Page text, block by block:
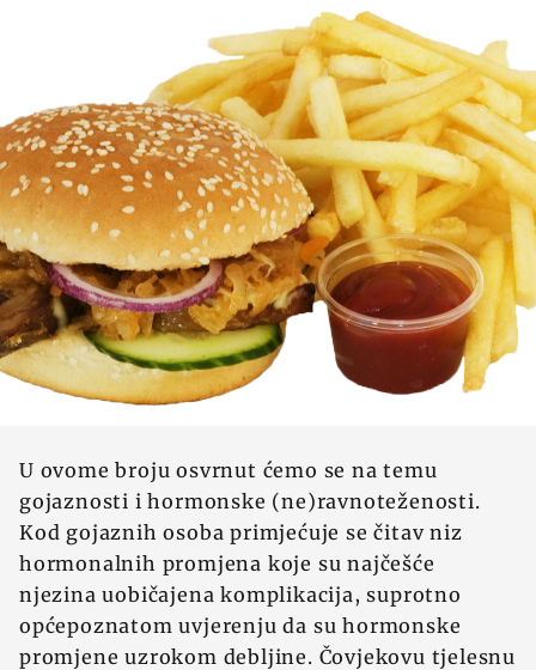
U ovome broju osvrnut ćemo se na temu
gojaznosti i hormonske (ne)ravnoteženosti.
Kod gojaznih osoba primjećuje se čitav niz
hormonalnih promjena koje su najčešće
njezina uobičajena komplikacija, suprotno
općepoznatom uvjerenju da su hormonske
promjene uzrokom debljine. Čovjekovu tjelesnu